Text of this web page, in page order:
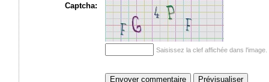
Captcha:
Saisissez la clef affichée dans